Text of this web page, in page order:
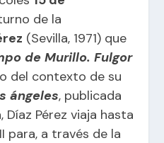
de la
(Sevilla, 1971) que
de Murillo. Fulgor
del contexto de su
ángeles, publicada
Díaz Pérez viaja hasta
para, a través de la